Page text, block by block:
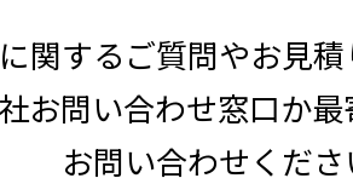
関するご質問やお見
お問い合わせ窓口か
お問い合わせくだ